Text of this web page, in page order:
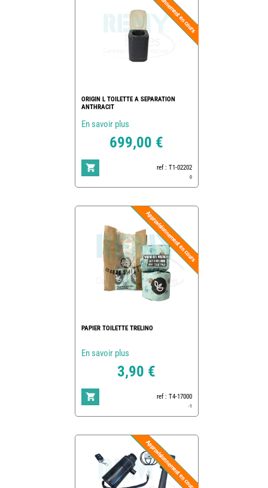
ORIGIN L TOILETTE A SEPARATION
ANTHRACIT
En savoir plus
699,00 €
ref : T1-02202
0
PAPIER TOILETTE TRELINO
En savoir plus
3,90 €
ref : T4-17000
-1